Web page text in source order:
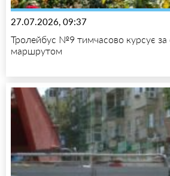
27.07.2026, 09:37
Тролейбус №9 тимчасово курсує за
маршрутом